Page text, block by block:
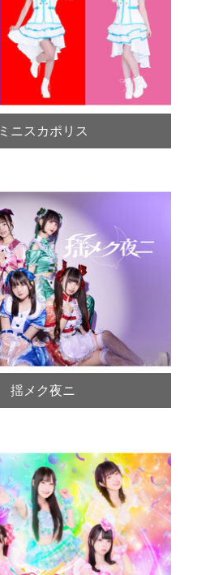
ミニスカポリス
揺メク夜ニ